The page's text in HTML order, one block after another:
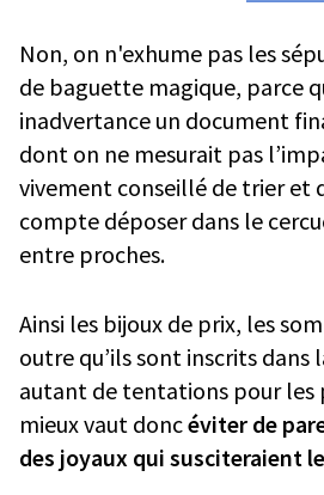
Non, on n'exhume pas les
de baguette magique, parce
inadvertance un document
dont on ne mesurait pas
vivement conseillé de trier et
compte déposer dans le
entre proches.
Ainsi les bijoux de prix, les
outre qu’ils sont inscrits dans
autant de tentations pour les
mieux vaut doncéviter de
des joyaux qui susciteraient